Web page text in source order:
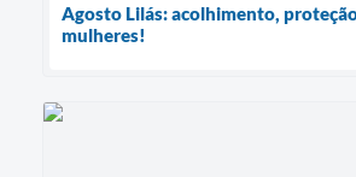
Agosto Lilás: acolhimento,
mulheres!